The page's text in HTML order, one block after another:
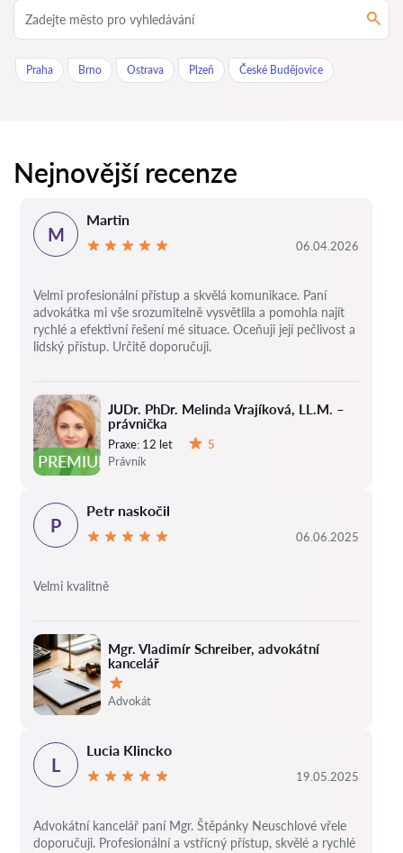
Praha Brno Ostrava Plzeň České Budějovice
Nejnovější recenze
PREMIUM
JUDr. PhDr. Melinda Vrajíková, LL.M. –
právnička
Praxe: 12 let
5
Právník
M
Martin
06.04.2026
Velmi profesionální přístup a skvělá komunikace. Paní
advokátka mi vše srozumitelně vysvětlila a pomohla najít
rychlé a efektivní řešení mé situace. Oceňuji její pečlivost a
lidský přístup. Určitě doporučuji.
Mgr. Vladimír Schreiber, advokátní
kancelář
Hodnocení:
Advokát
P
Petr naskočil
06.06.2025
Velmi kvalitně
L
Lucia Klincko
19.05.2025
Advokátní kancelář paní Mgr. Štěpánky Neuschlové vřele
doporučuji. Profesionální a vstřícný přístup, skvělé a rychlé